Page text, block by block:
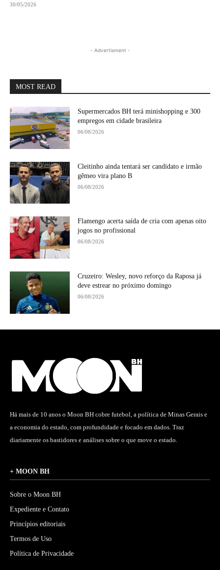
30/05/2026
- Advertisment -
MOST READ
Supermercados BH terá minishopping e 300
empregos em cidade brasileira
06/08/2026
Cleitinho ainda tentará ser candidato e irmão
gêmeo vira plano B
06/08/2026
Flamengo acerta saída de cria com apenas oito
jogos no profissional
06/08/2026
Cruzeiro: Wesley, novo reforço da Raposa já
deve estrear no próximo domingo
06/08/2026
Há mais de 10 anos o Moon BH cobre futebol, a política de Minas Gerais e
a economia do estado, com profundidade e focado em dados. Traz
diariamente os bastidores e análises sobre o que move o estado.
+ MOON BH
Sobre o Moon BH
Expediente e Contato
Princípios editoriais
Termos de Uso
Política de Privacidade